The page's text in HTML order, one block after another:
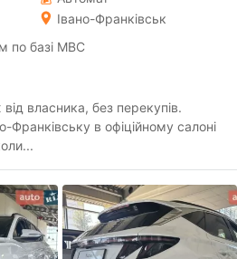
Івано-Франківськ
по базі МВС
власника, без перекупів.
Франківську в офіційному салоні